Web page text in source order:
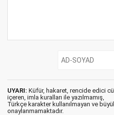
UYARI: Küfür, hakaret, rencide edici
içeren, imla kuralları ile yazılmamış,
Türkçe karakter kullanılmayan ve
onaylanmamaktadır.